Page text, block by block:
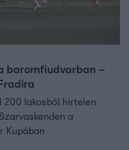
baromfiudvarban –
200 lakosból hirtelen
a
Kupában